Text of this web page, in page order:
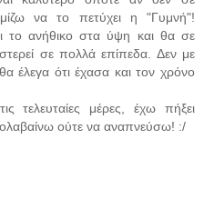
να το πετύχει η "Γυμνή"!
το ανήθικο στα ύψη και θα σε
σε πολλά επίπεδα. Δεν με
έλεγα ότι έχασα και τον χρόνο
τελευταίες μέρες, έχω πήξει
ούτε να αναπνεύσω! :/